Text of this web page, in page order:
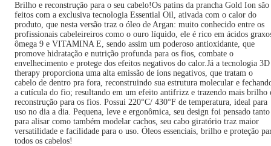
Brilho e reconstrução para o seu cabelo!Os patins da prancha Gold Ion são
feitos com a exclusiva tecnologia Essential Oil, ativada com o calor do
produto, que nesta versão traz o óleo de Argan: muito conhecido entre os
profissionais cabeleireiros como o ouro líquido, ele é rico em ácidos
ômega 9 e VITAMINA E, sendo assim um poderoso antioxidante, que
promove hidratação e nutrição profunda para os fios, combate o
envelhecimento e protege dos efeitos negativos do calor.Já a tecnologia 3D
therapy proporciona uma alta emissão de íons negativos, que tratam o
cabelo de dentro pra fora, reconstruindo sua estrutura molecular e
a cutícula do fio; resultando em um efeito antifrizz e trazendo mais brilho
reconstrução para os fios. Possui 220°C/ 430°F de temperatura, ideal para
uso no dia a dia. Pequena, leve e ergonômica, seu design foi pensado tanto
para alisar como também modelar cachos, seu cabo giratório traz maior
versatilidade e facilidade para o uso. Óleos essenciais, brilho e proteção
todos os cabelos!